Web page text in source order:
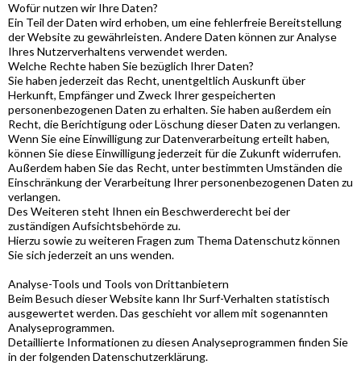
Wofür nutzen wir Ihre Daten?
Ein Teil der Daten wird erhoben, um eine fehlerfreie Bereitstellung
der Website zu gewährleisten. Andere Daten können zur Analyse
Ihres Nutzerverhaltens verwendet werden.
Welche Rechte haben Sie bezüglich Ihrer Daten?
Sie haben jederzeit das Recht, unentgeltlich Auskunft über
Herkunft, Empfänger und Zweck Ihrer gespeicherten
personenbezogenen Daten zu erhalten. Sie haben außerdem ein
Recht, die Berichtigung oder Löschung dieser Daten zu verlangen.
Wenn Sie eine Einwilligung zur Datenverarbeitung erteilt haben,
können Sie diese Einwilligung jederzeit für die Zukunft widerrufen.
Außerdem haben Sie das Recht, unter bestimmten Umständen die
Einschränkung der Verarbeitung Ihrer personenbezogenen Daten zu
verlangen.
Des Weiteren steht Ihnen ein Beschwerderecht bei der
zuständigen Aufsichtsbehörde zu.
Hierzu sowie zu weiteren Fragen zum Thema Datenschutz können
Sie sich jederzeit an uns wenden.
Analyse-Tools und Tools von Drittanbietern
Beim Besuch dieser Website kann Ihr Surf-Verhalten statistisch
ausgewertet werden. Das geschieht vor allem mit sogenannten
Analyseprogrammen.
Detaillierte Informationen zu diesen Analyseprogrammen finden Sie
in der folgenden Datenschutzerklärung.